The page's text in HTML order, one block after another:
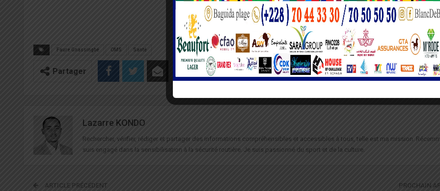
Faure Gnassingbé OMS Santé
Partager
Lazarre KONDO
Rechercher, vérifier, rédiger et partager des informations compréhensibles et accessibles à tous, telle est ma mission.
suis engagé dans la sensibilisation à la sécurité routière. Je suis passionné du sport et de la culture.
ARTICLE PRÉCÉDENT PROCHAIN